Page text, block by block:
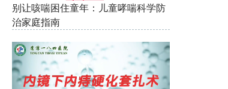
别让咳喘困住童年：儿童哮喘科学防
治家庭指南